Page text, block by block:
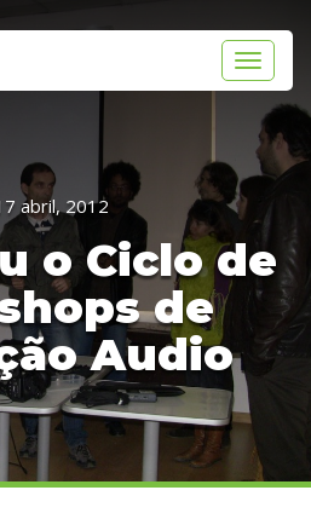
Toggle
abril, 2012
o Ciclo de
de
Audio